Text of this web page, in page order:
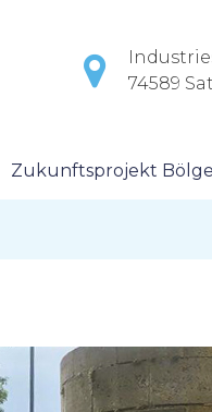
74589
Zukunftsprojekt